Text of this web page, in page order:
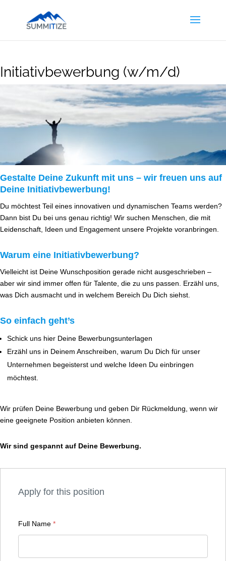
Initiativbewerbung (w/m/d)
Gestalte Deine Zukunft mit uns – wir freuen uns auf
Deine Initiativbewerbung!
Du möchtest Teil eines innovativen und dynamischen Teams werden?
Dann bist Du bei uns genau richtig! Wir suchen Menschen, die mit
Leidenschaft, Ideen und Engagement unsere Projekte voranbringen.
Warum eine Initiativbewerbung?
Vielleicht ist Deine Wunschposition gerade nicht ausgeschrieben –
aber wir sind immer offen für Talente, die zu uns passen. Erzähl uns,
was Dich ausmacht und in welchem Bereich Du Dich siehst.
So einfach geht’s
Schick uns hier Deine Bewerbungsunterlagen
Erzähl uns in Deinem Anschreiben, warum Du Dich für unser
Unternehmen begeisterst und welche Ideen Du einbringen
möchtest.
Wir prüfen Deine Bewerbung und geben Dir Rückmeldung, wenn wir
eine geeignete Position anbieten können.
Wir sind gespannt auf Deine Bewerbung.
Apply for this position
Full Name *